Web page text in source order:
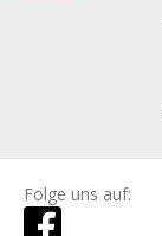
Folge uns auf: